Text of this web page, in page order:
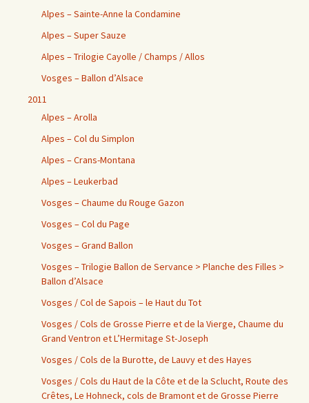
Alpes – Sainte-Anne la Condamine
Alpes – Super Sauze
Alpes – Trilogie Cayolle / Champs / Allos
Vosges – Ballon d’Alsace
2011
Alpes – Arolla
Alpes – Col du Simplon
Alpes – Crans-Montana
Alpes – Leukerbad
Vosges – Chaume du Rouge Gazon
Vosges – Col du Page
Vosges – Grand Ballon
Vosges – Trilogie Ballon de Servance > Planche des Filles >
Ballon d’Alsace
Vosges / Col de Sapois – le Haut du Tot
Vosges / Cols de Grosse Pierre et de la Vierge, Chaume du
Grand Ventron et L’Hermitage St-Joseph
Vosges / Cols de la Burotte, de Lauvy et des Hayes
Vosges / Cols du Haut de la Côte et de la Sclucht, Route des
Crêtes, Le Hohneck, cols de Bramont et de Grosse Pierre